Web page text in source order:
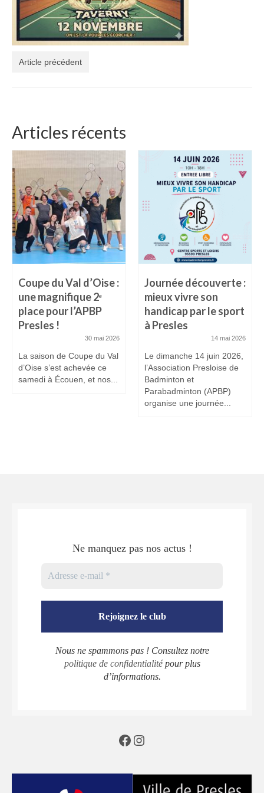
Article précédent
Articles récents
Coupe du Val d’Oise :
une magnifique 2ᵉ
place pour l’APBP
Presles !
30 mai 2026
La saison de Coupe du Val
d’Oise s’est achevée ce
samedi à Écouen, et nos...
Journée découverte :
mieux vivre son
handicap par le sport
à Presles
14 mai 2026
Le dimanche 14 juin 2026,
l’Association Presloise de
Badminton et
Parabadminton (APBP)
organise une journée...
Ne manquez pas nos actus !
Nous ne spammons pas ! Consultez notre
politique de confidentialitépour plus
d’informations.
Facebook
Instagram